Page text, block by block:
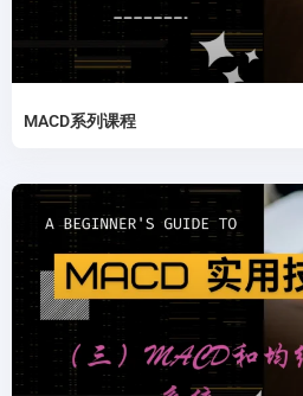
MACD系列课程